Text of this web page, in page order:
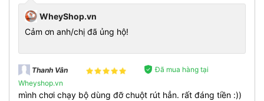
Số lần dùng:30-45 lần dùng
Thương hiệu:Mutant
Thành phần:
3mcg Vitamin B12
450mg Magie
WheyShop.vn
Cảm ơn anh/chị đã ủng hộ!
Thanh Vân
Đã mua hàng tại
Wheyshop.vn
mình chơi chạy bộ dùng đỡ chuột rút hẳn. rất đáng tiền :))